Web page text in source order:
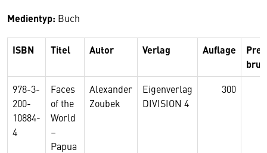
Medientyp: Buch
ISBN Titel Autor Verlag Auflage
978-3-
200-
10884-
4
Faces
of the
World
–
Papua
Alexander
Zoubek
Eigenverlag
DIVISION 4
300